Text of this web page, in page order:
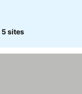
5 sites